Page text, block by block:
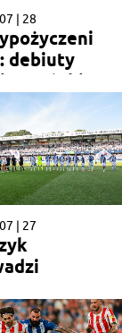
| 28
debiuty
i Barańskiego
| 27